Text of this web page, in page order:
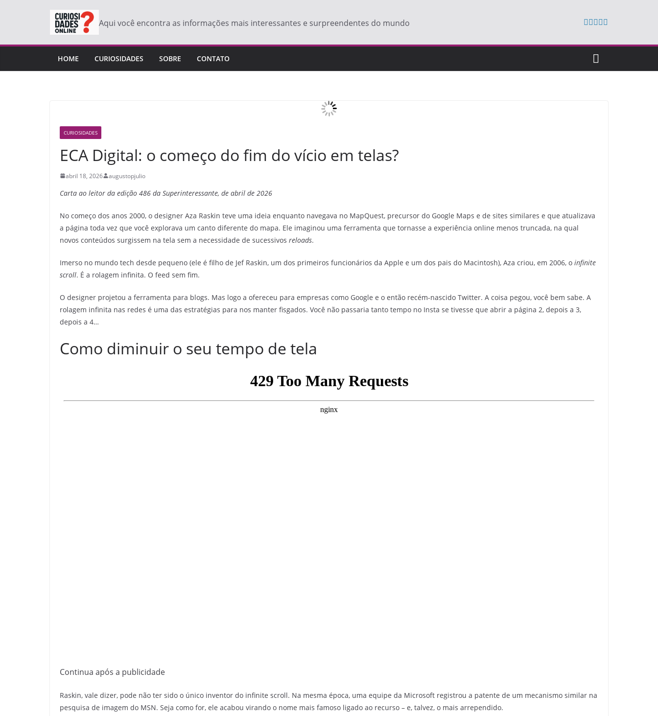
conteúdo
Aqui você encontra as informações mais interessantes e surpreendentes do mundo
HOME CURIOSIDADES SOBRE CONTATO
CURIOSIDADES
ECA Digital: o começo do fim do vício em telas?
abril 18, 2026 augustopjulio
Carta ao leitor da edição 486 da Superinteressante, de abril de 2026
No começo dos anos 2000, o designer Aza Raskin teve uma ideia enquanto navegava no MapQuest, precursor do Google Maps e de sites similares e que atualizava
a página toda vez que você explorava um canto diferente do mapa. Ele imaginou uma ferramenta que tornasse a experiência online menos truncada, na qual
novos conteúdos surgissem na tela sem a necessidade de sucessivos reloads.
Imerso no mundo tech desde pequeno (ele é filho de Jef Raskin, um dos primeiros funcionários da Apple e um dos pais do Macintosh), Aza criou, em 2006, o infinite
scroll. É a rolagem infinita. O feed sem fim.
O designer projetou a ferramenta para blogs. Mas logo a ofereceu para empresas como Google e o então recém-nascido Twitter. A coisa pegou, você bem sabe. A
rolagem infinita nas redes é uma das estratégias para nos manter fisgados. Você não passaria tanto tempo no Insta se tivesse que abrir a página 2, depois a 3,
depois a 4…
Como diminuir o seu tempo de tela
Continua após a publicidade
Raskin, vale dizer, pode não ter sido o único inventor do infinite scroll. Na mesma época, uma equipe da Microsoft registrou a patente de um mecanismo similar na
pesquisa de imagem do MSN. Seja como for, ele acabou virando o nome mais famoso ligado ao recurso – e, talvez, o mais arrependido.